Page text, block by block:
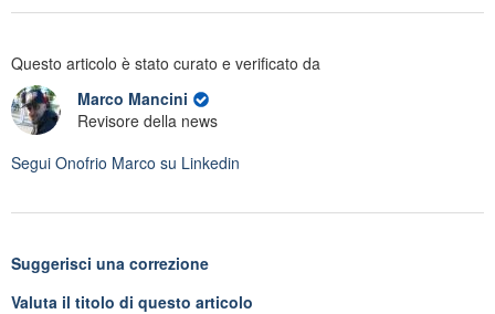
Questo articolo è stato curato e verificato da
Marco Mancini
Revisore della news
Segui Onofrio Marco su Linkedin
Suggerisci una correzione
Valuta il titolo di questo articolo